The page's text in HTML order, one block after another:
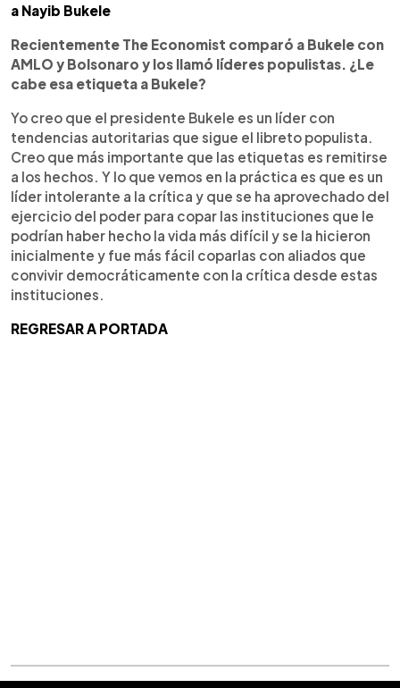
a Nayib Bukele
Recientemente The Economist comparó a Bukele con
AMLO y Bolsonaro y los llamó líderes populistas. ¿Le
cabe esa etiqueta a Bukele?
Yo creo que el presidente Bukele es un líder con
tendencias autoritarias que sigue el libreto populista.
Creo que más importante que las etiquetas es remitirse
a los hechos. Y lo que vemos en la práctica es que es un
líder intolerante a la crítica y que se ha aprovechado del
ejercicio del poder para copar las instituciones que le
podrían haber hecho la vida más difícil y se la hicieron
inicialmente y fue más fácil coparlas con aliados que
convivir democráticamente con la crítica desde estas
instituciones.
REGRESAR A PORTADA